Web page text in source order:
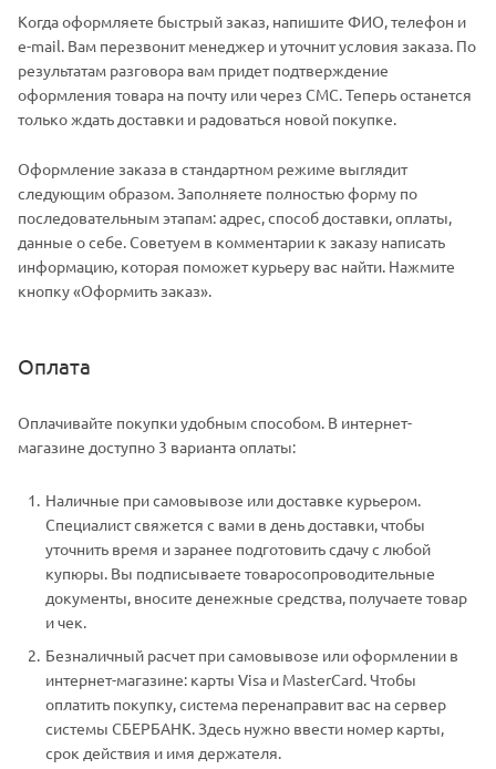
Когда оформляете быстрый заказ, напишите ФИО, телефон и
e-mail. Вам перезвонит менеджер и уточнит условия заказа. По
результатам разговора вам придет подтверждение
оформления товара на почту или через СМС. Теперь останется
только ждать доставки и радоваться новой покупке.
Оформление заказа в стандартном режиме выглядит
следующим образом. Заполняете полностью форму по
последовательным этапам: адрес, способ доставки, оплаты,
данные о себе. Советуем в комментарии к заказу написать
информацию, которая поможет курьеру вас найти. Нажмите
кнопку «Оформить заказ».
Оплата
Оплачивайте покупки удобным способом. В интернет-
магазине доступно 3 варианта оплаты:
Наличные при самовывозе или доставке курьером.
Специалист свяжется с вами в день доставки, чтобы
уточнить время и заранее подготовить сдачу с любой
купюры. Вы подписываете товаросопроводительные
документы, вносите денежные средства, получаете товар
и чек.
Безналичный расчет при самовывозе или оформлении в
интернет-магазине: карты Visa и MasterCard. Чтобы
оплатить покупку, система перенаправит вас на сервер
системы СБЕРБАНК. Здесь нужно ввести номер карты,
срок действия и имя держателя.